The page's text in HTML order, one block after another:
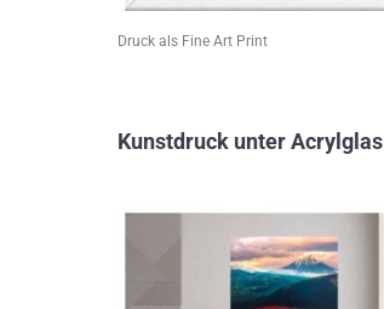
Druck als Fine Art Print
Kunstdruck unter Acrylglas